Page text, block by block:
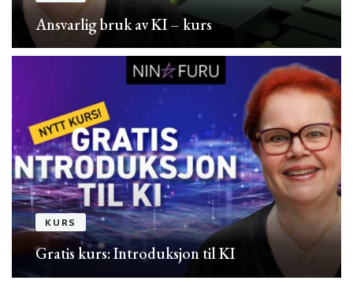
Ansvarlig bruk av KI – kurs
KURS
Gratis kurs: Introduksjon til KI